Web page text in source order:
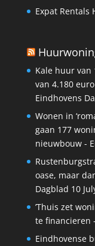
Expat Rentals
Kale huur van
van 4.180
Eindhovens
Wonen in
gaan 177
nieuwbouw -
oase, maar
Dagblad 10
’Thuis zet
te financieren
Eindhovense